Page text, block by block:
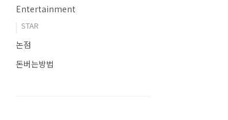
Entertainment
STAR
논점
돈버는방법